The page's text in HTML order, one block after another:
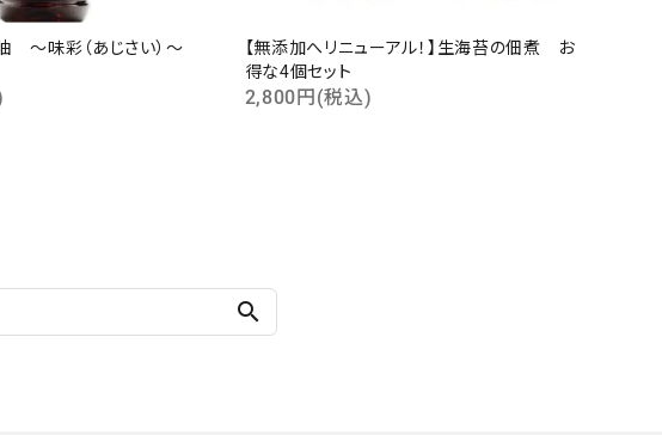
～味彩（あじさい）～
【無添加へリニューアル！】生海苔の佃煮 お
得な4個セット
2,800円(税込)
search